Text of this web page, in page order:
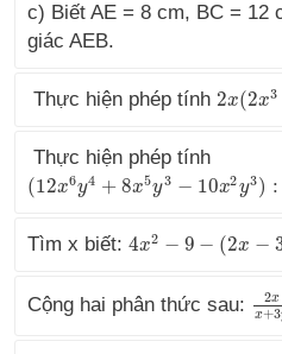
c) Biết AE = 8 cm, BC = 12
giác AEB.
Thực hiện phép tính 2x(2x3
2x(2x3+
Thực hiện phép tính
(12x6y4 + 8x5y3 − 10x2y3) :
( 12x6y4+ 8x5y3−10x2y 3):2x2y3
Tìm x biết: 4x2 − 9 − (2x −
4x2− 9− (2 x− 3 )(x−4) =
Cộng hai phân thức sau: 2x
x+3
2xx